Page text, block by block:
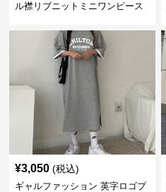
ル襟リブニットミニワンピース
¥3,050 (税込)
ギャルファッション 英字ロゴプ